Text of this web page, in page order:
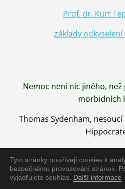
Tyto stránky používají cookies k
bezpečnému provozování stránek.
vyjadřujete souhlas. Další informace
Prof. dr. Kurt
základy
Nemoc není nic jiného,
morbidních
Thomas Sydenham,
Nemoc je vyléčena jen